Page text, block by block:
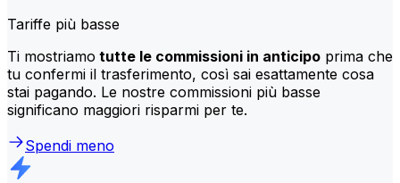
Tariffe più basse
Ti mostriamo tutte le commissioni in anticipo prima che
tu confermi il trasferimento, così sai esattamente cosa
stai pagando. Le nostre commissioni più basse
significano maggiori risparmi per te.
Spendi meno